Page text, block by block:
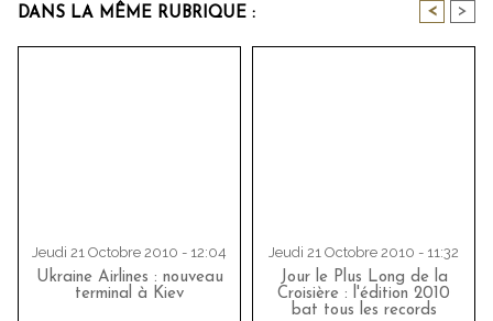
DANS LA MÊME RUBRIQUE : < >
Jeudi 21 Octobre 2010 - 12:04
Ukraine Airlines : nouveau
terminal à Kiev
Jeudi 21 Octobre 2010 - 11:32
Jour le Plus Long de la
Croisière : l'édition 2010
bat tous les records